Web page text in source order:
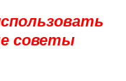
советы